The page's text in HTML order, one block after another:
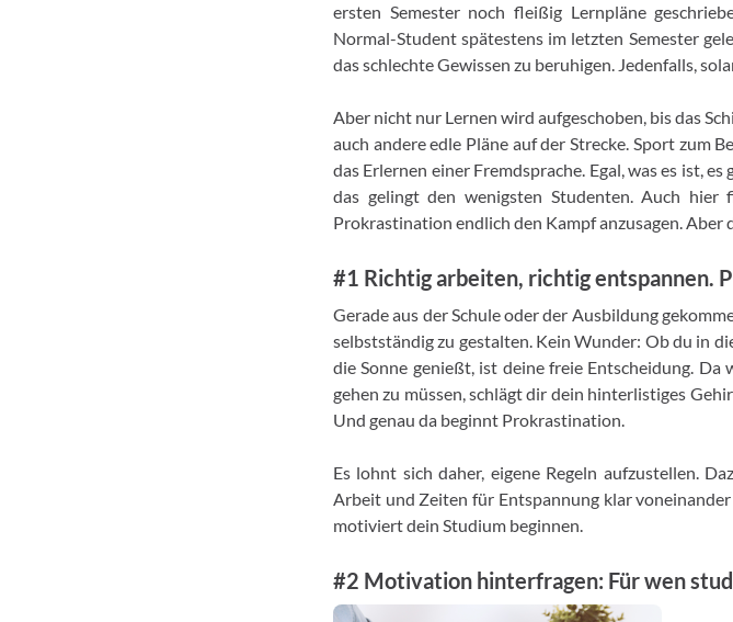
ersten Semester noch fleißig Lernpläne
Normal-Student spätestens im letzten Semester
das schlechte Gewissen zu beruhigen. Jedenfalls,
Aber nicht nur Lernen wird aufgeschoben, bis das
auch andere edle Pläne auf der Strecke. Sport zum
das Erlernen einer Fremdsprache. Egal, was es ist,
das gelingt den wenigsten Studenten. Auch
Prokrastination endlich den Kampf anzusagen. Aber
#1 Richtig arbeiten, richtig entspannen.
Gerade aus der Schule oder der Ausbildung
selbstständig zu gestalten. Kein Wunder: Ob du in
die Sonne genießt, ist deine freie Entscheidung.
gehen zu müssen, schlägt dir dein hinterlistiges
Und genau da beginnt Prokrastination.
Es lohnt sich daher, eigene Regeln aufzustellen.
Arbeit und Zeiten für Entspannung klar
motiviert dein Studium beginnen.
#2 Motivation hinterfragen: Für wen